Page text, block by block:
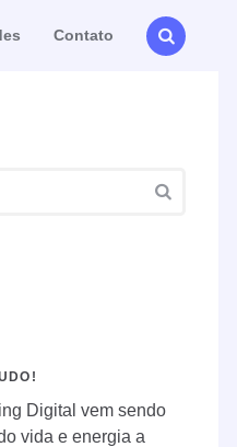
Contato
Digital vem sendo
vida e energia a